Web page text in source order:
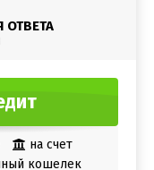
ОТВЕТА
на счет
кошелек